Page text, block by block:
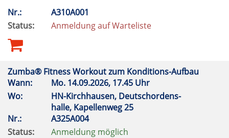
Nr.:
A310A001
Status:
Anmeldung auf Warteliste
Zumba® Fitness Workout zum Konditions-Aufbau
Wann:
Mo. 14.09.2026, 17.45 Uhr
Wo:
HN-Kirchhausen, Deutschordens-
halle, Kapellenweg 25
Nr.:
A325A004
Status:
Anmeldung möglich